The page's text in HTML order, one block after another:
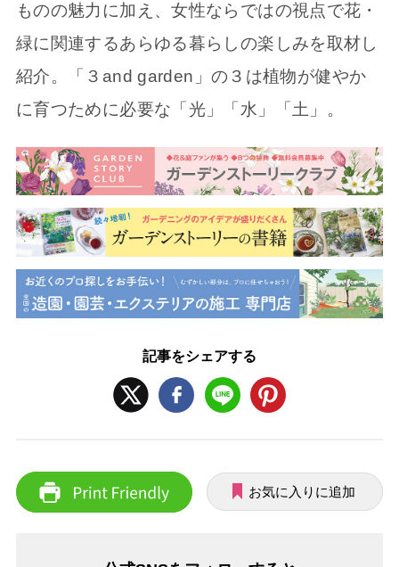
ものの魅力に加え、女性ならではの視点で花・
緑に関連するあらゆる暮らしの楽しみを取材し
紹介。「３and garden」の３は植物が健やか
に育つために必要な「光」「水」「土」。
記事をシェアする
お気に入りに追加